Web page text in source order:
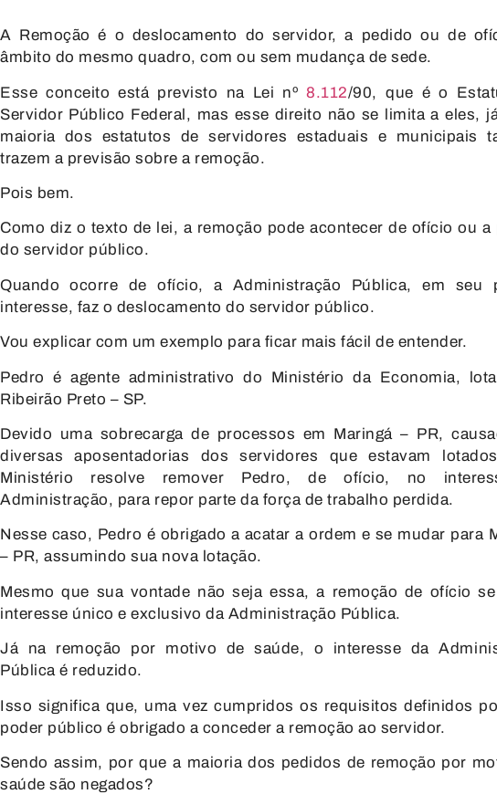
A Remoção é o deslocamento do servidor, a pedido ou de
âmbito do mesmo quadro, com ou sem mudança de sede.
Esse conceito está previsto na Lei nº8.112/90, que é o
Servidor Público Federal, mas esse direito não se limita a eles,
maioria dos estatutos de servidores estaduais e municipais
trazem a previsão sobre a remoção.
Pois bem.
Como diz o texto de lei, a remoção pode acontecer de ofício ou a
do servidor público.
Quando ocorre de ofício, a Administração Pública, em seu
interesse, faz o deslocamento do servidor público.
Vou explicar com um exemplo para ficar mais fácil de entender.
Pedro é agente administrativo do Ministério da Economia,
Ribeirão Preto – SP.
Devido uma sobrecarga de processos em Maringá – PR,
diversas aposentadorias dos servidores que estavam
Ministério resolve remover Pedro, de ofício, no
Administração, para repor parte da força de trabalho perdida.
Nesse caso, Pedro é obrigado a acatar a ordem e se mudar para
– PR, assumindo sua nova lotação.
Mesmo que sua vontade não seja essa, a remoção de ofício
interesse único e exclusivo da Administração Pública.
Já na remoção por motivo de saúde, o interesse da
Pública é reduzido.
Isso significa que, uma vez cumpridos os requisitos definidos
poder público é obrigado a conceder a remoção ao servidor.
Sendo assim, por que a maioria dos pedidos de remoção por
saúde são negados?